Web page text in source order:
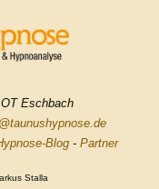
Eschbach
Blog- Partner
Stalla